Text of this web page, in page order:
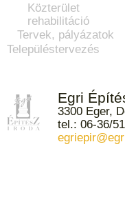
Közterület
rehabilitáció
Tervek, pályázatok
Településtervezés
Egri
3300 Eger,
tel.: 06-36/